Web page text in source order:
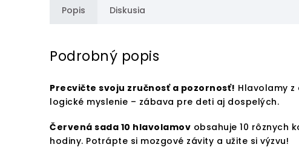
Popis Diskusia
Podrobný popis
Precvičte svoju zručnosť a pozornosť! Hlavolamy
logické myslenie – zábava pre deti aj dospelých.
Červená sada 10 hlavolamov obsahuje 10 rôznych
hodiny. Potrápte si mozgové závity a užite si výzvu!